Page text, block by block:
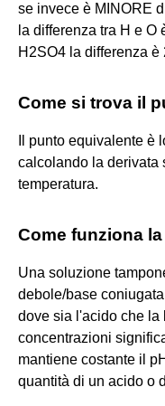
se invece è MINORE
la differenza tra H e
H2SO4 la differenza
Come si trova il
Il punto equivalente è
calcolando la derivata
temperatura.
Come funziona
Una soluzione
debole/base
dove sia l'acido che la
concentrazioni
mantiene costante il
quantità di un acido o